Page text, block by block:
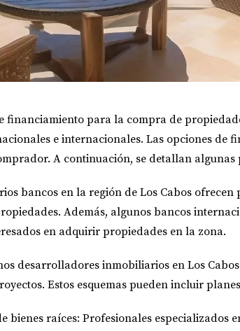
financiamiento para la compra de
e internacionales. Las opciones
A continuación, se detallan
bancos en la región de Los Cabos
Además, algunos bancos
en adquirir propiedades en la zona.
desarrolladores inmobiliarios en Los
Estos esquemas pueden incluir
bienes raíces: Profesionales especializados